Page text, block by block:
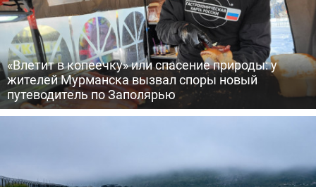
«Влетит в копеечку» или спасение природы: у
жителей Мурманска вызвал споры новый
путеводитель по Заполярью